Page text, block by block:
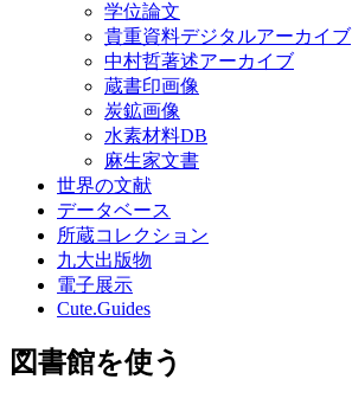
学位論文
貴重資料デジタルアーカイブ
中村哲著述アーカイブ
蔵書印画像
炭鉱画像
水素材料DB
麻生家文書
世界の文献
データベース
所蔵コレクション
九大出版物
電子展示
Cute.Guides
図書館を使う